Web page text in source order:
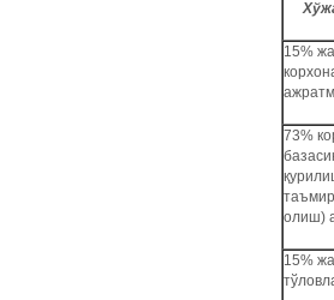
15%
73%
олиш)
15%